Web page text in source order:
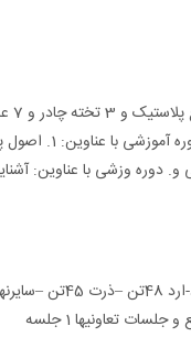
دوره وزشی با عناوین: